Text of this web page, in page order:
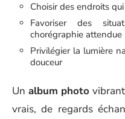
Choisir des endroits
Favoriser des
chorégraphie attendue
Privilégier la lumière
douceur
Un album photo
vrais, de regards